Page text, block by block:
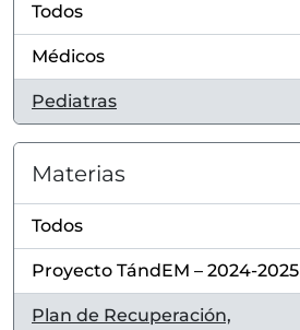
Todos
Médicos
, 2 resultados
Pediatras
, 2 resultados
Materias
Todos
Proyecto TándEM – 2024-2025
, 2 resultados
Plan de Recuperación,